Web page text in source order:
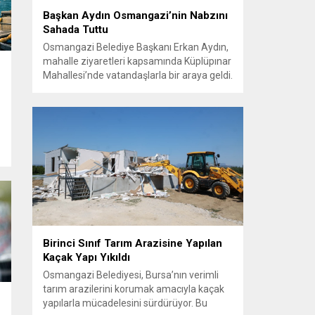
Başkan Aydın Osmangazi’nin Nabzını
Sahada Tuttu
Osmangazi Belediye Başkanı Erkan Aydın,
mahalle ziyaretleri kapsamında Küplüpınar
Mahallesi’nde vatandaşlarla bir araya geldi.
vatandaşlarla güçlü ve doğrudan iletişim
kurmaya öncelik veren Osmangazi
Belediye Başkanı Erkan Aydın, sosyal
belediyecilik...
Birinci Sınıf Tarım Arazisine Yapılan
Kaçak Yapı Yıkıldı
Osmangazi Belediyesi, Bursa’nın verimli
tarım arazilerini korumak amacıyla kaçak
yapılarla mücadelesini sürdürüyor. Bu